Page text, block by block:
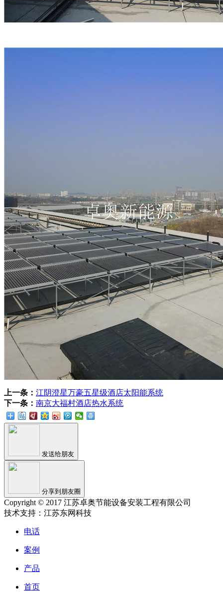
上一条： 江阴澄星万豪五星级酒店太阳能系统
下一条： 南京大福村酒店热水系统
发送给朋友
分享到朋友圈
Copyright © 2017 江苏卓奥节能设备安装工程有限公司
技术支持：江苏东网科技
电话
案例
产品
首页